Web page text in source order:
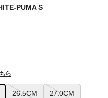
PUMA S
26.5CM 27.0CM
ら